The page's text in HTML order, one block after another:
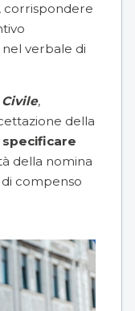
corrispondere
verbale di
Civile,
della
specificare
della nomina
compenso